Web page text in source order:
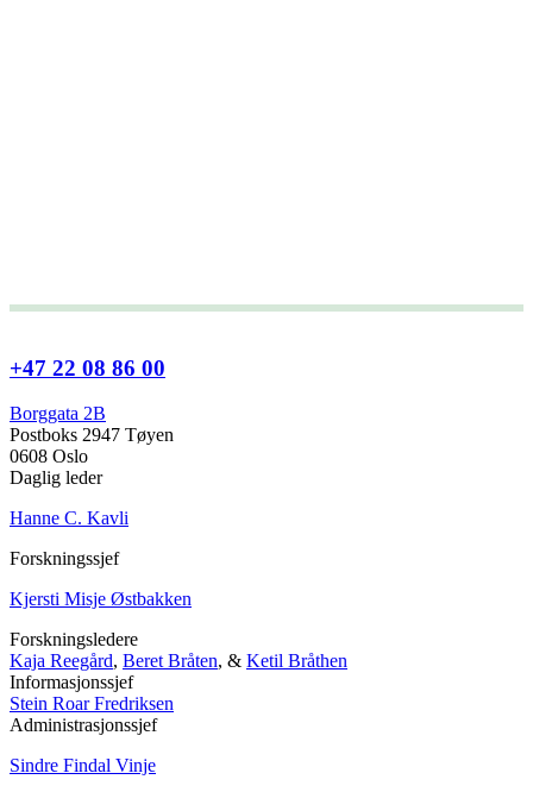
+47 22 08 86 00
Borggata 2B
Postboks 2947 Tøyen
0608 Oslo
Daglig leder
Hanne C. Kavli
Forskningssjef
Kjersti Misje Østbakken
Forskningsledere
Kaja Reegård, Beret Bråten, & Ketil Bråthen
Informasjonssjef
Stein Roar Fredriksen
Administrasjonssjef
Sindre Findal Vinje